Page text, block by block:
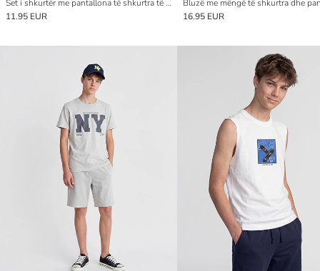
Set i shkurtër me pantallona të shkurtra të stampuara për djem
11.95 EUR
16.95 EUR